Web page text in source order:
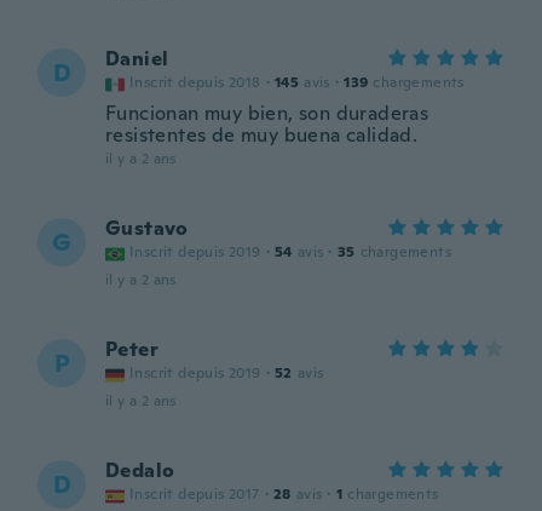
D Daniel
Inscrit depuis 2018 · 145 avis · 139 chargements
Funcionan muy bien, son duraderas
resistentes de muy buena calidad.
il y a 2 ans
G Gustavo
Inscrit depuis 2019 · 54 avis · 35 chargements
il y a 2 ans
P Peter
Inscrit depuis 2019 · 52 avis
il y a 2 ans
D Dedalo
Inscrit depuis 2017 · 28 avis · 1 chargements